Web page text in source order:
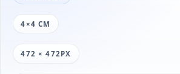
4×4 CM
472 × 472PX